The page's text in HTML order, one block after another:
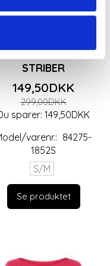
DU CHATEAU T-
SHIRT MED PINK
STRIBER
149,50DKK
299,00DKK
sparer: 149,50DKK
varenr.: 84275-
1852S
S/M
Se produktet